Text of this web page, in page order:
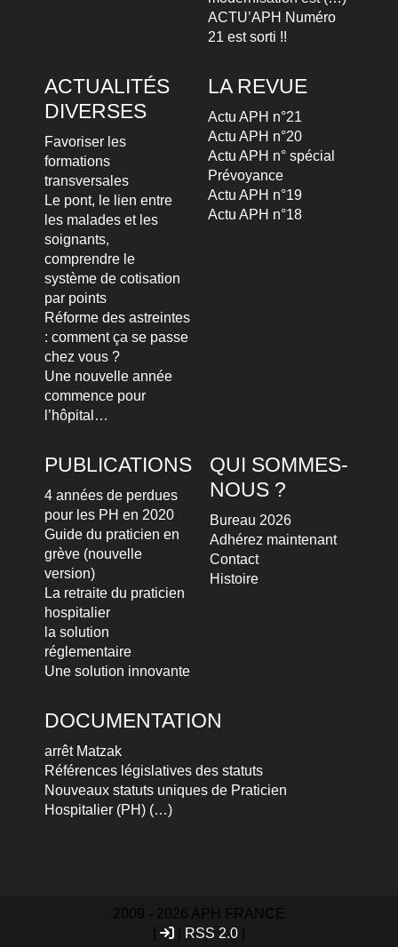
ACTU’APH Numéro
21 est sorti !!
ACTUALITÉS
DIVERSES
Favoriser les
formations
transversales
Le pont, le lien entre
les malades et les
soignants,
comprendre le
système de cotisation
par points
Réforme des astreintes
: comment ça se passe
chez vous ?
Une nouvelle année
commence pour
l’hôpital…
LA REVUE
Actu APH n°21
Actu APH n°20
Actu APH n° spécial
Prévoyance
Actu APH n°19
Actu APH n°18
PUBLICATIONS
4 années de perdues
pour les PH en 2020
Guide du praticien en
grève (nouvelle
version)
La retraite du praticien
hospitalier
la solution
réglementaire
Une solution innovante
QUI SOMMES-
NOUS ?
Bureau 2026
Adhérez maintenant
Contact
Histoire
DOCUMENTATION
arrêt Matzak
Références législatives des statuts
Nouveaux statuts uniques de Praticien
Hospitalier (PH) (…)
2009 - 2026 APH FRANCE
RSS 2.0